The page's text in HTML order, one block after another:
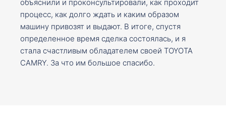
объяснили и проконсультировали, как проходит
процесс, как долго ждать и каким образом
машину привозят и выдают. В итоге, спустя
определенное время сделка состоялась, и я
стала счастливым обладателем своей TOYOTA
CAMRY. За что им большое спасибо.